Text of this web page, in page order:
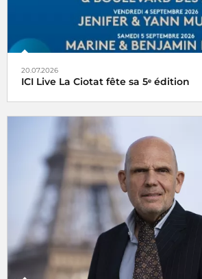
20.07.2026
ICI Live La Ciotat fête sa 5ᵉ édition